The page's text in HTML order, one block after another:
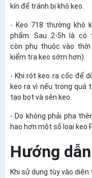
kín để tránh bị khô keo.
- Keo 718 thường khô
phẩm. Sau 2-5h là
còn phụ thuộc vào
kiểm tra keo sớm hơn).
- Khi rót keo ra cốc để
keo ra vì nếu trong quá
tạo bọt và sên keo.
- Do không phải pha
hao hơn một số loại keo
Hướng
Khi sử dụng tùy vào